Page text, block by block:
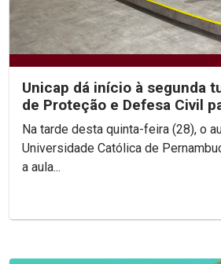
Unicap dá início à segunda
de Proteção e Defesa Civil
Na tarde desta quinta-feira (28), o
Universidade Católica de
a aula...